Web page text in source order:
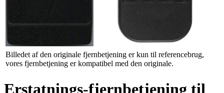
Billedet af den originale fjernbetjening er kun til referencebrug,
vores fjernbetjening er kompatibel med den originale.
Erstatnings-fjernbetjening til